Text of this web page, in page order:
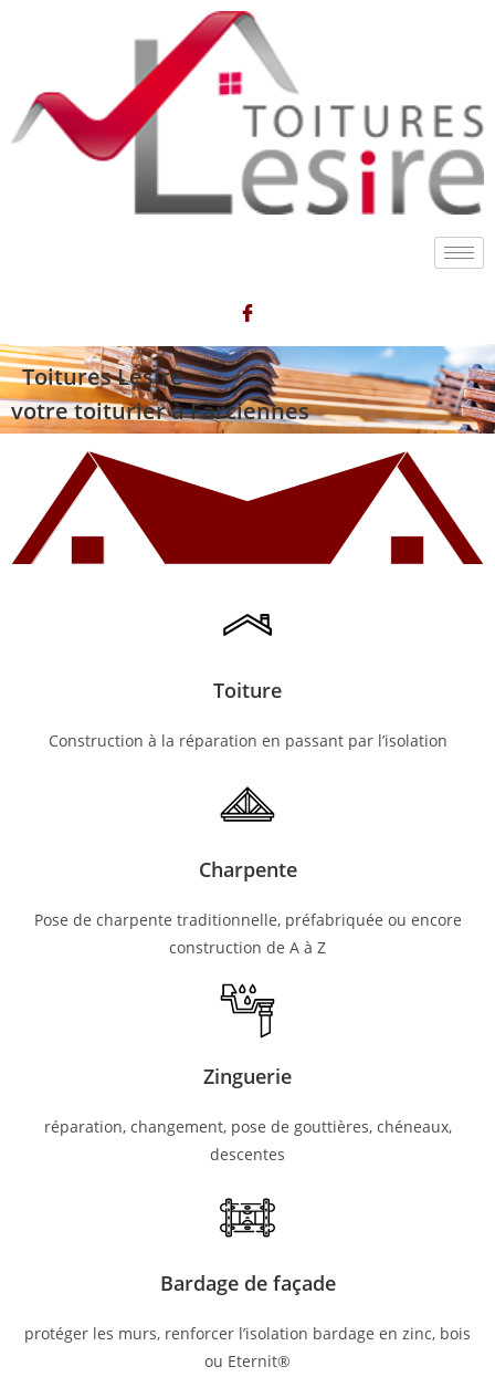
Toitures Lesire
votre toiturier à Farciennes
Toiture
Construction à la réparation en passant par l’isolation
Charpente
Pose de charpente traditionnelle, préfabriquée ou encore
construction de A à Z
Zinguerie
réparation, changement, pose de gouttières, chéneaux,
descentes
Bardage de façade
protéger les murs, renforcer l’isolation bardage en zinc, bois
ou Eternit®